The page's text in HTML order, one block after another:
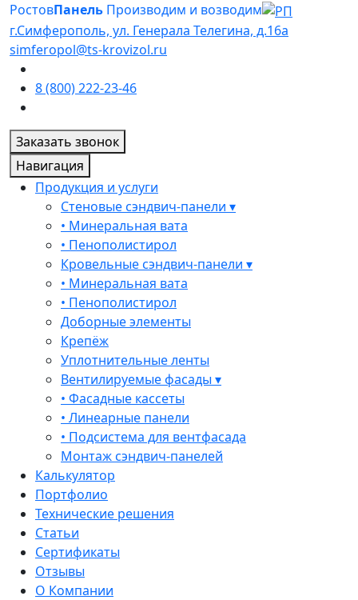
РостовПанель Производим и возводим
г.Симферополь, ул. Генерала Телегина, д.16а
simferopol@ts-krovizol.ru
8 (800) 222-23-46
Заказать звонок
Навигация
Продукция и услуги
Стеновые сэндвич-панели ▾
• Минеральная вата
• Пенополистирол
Кровельные сэндвич-панели ▾
• Минеральная вата
• Пенополистирол
Доборные элементы
Крепёж
Уплотнительные ленты
Вентилируемые фасады ▾
• Фасадные кассеты
• Линеарные панели
• Подсистема для вентфасада
Монтаж сэндвич-панелей
Калькулятор
Портфолио
Технические решения
Статьи
Сертификаты
Отзывы
О Компании